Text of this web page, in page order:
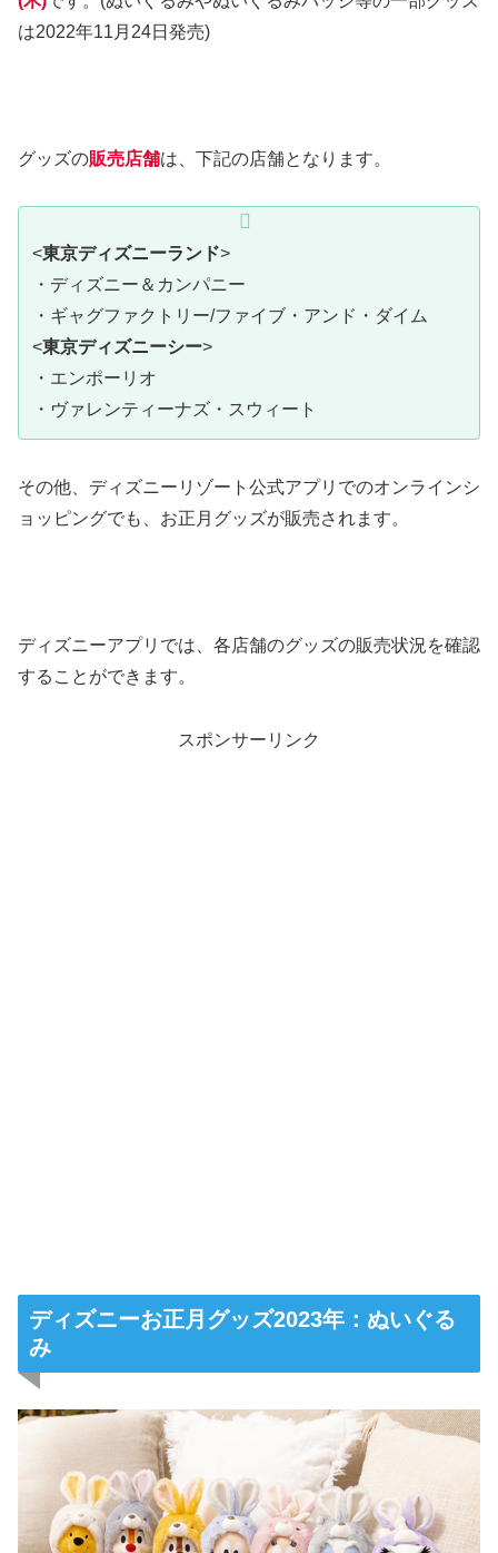
は2022年11月24日発売)
グッズの販売店舗は、下記の店舗となります。
<東京ディズニーランド>
・ディズニー＆カンパニー
・ギャグファクトリー/ファイブ・アンド・ダイム
<東京ディズニーシー>
・エンポーリオ
・ヴァレンティーナズ・スウィート
その他、ディズニーリゾート公式アプリでのオンラインシ
ョッピングでも、お正月グッズが販売されます。
ディズニーアプリでは、各店舗のグッズの販売状況を確認
することができます。
スポンサーリンク
ディズニーお正月グッズ2023年：ぬいぐる
み